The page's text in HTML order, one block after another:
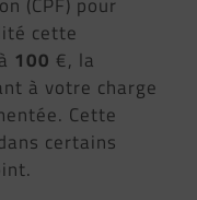
cette
100 €, la
à votre charge
Cette
certains